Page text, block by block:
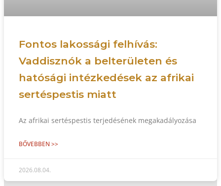
Fontos lakossági felhívás:
Vaddisznók a belterületen és
hatósági intézkedések az afrikai
sertéspestis miatt
Az afrikai sertéspestis terjedésének megakadályozása
BŐVEBBEN >>
2026.08.04.